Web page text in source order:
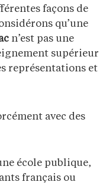
façons de
qu’une
n’est pas une
supérieur
représentations et
avec des
école publique,
français ou